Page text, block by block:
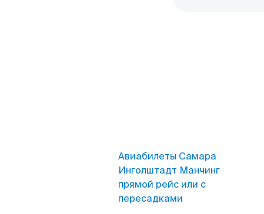
Авиабилеты Самара
Инголштадт Манчинг
прямой рейс или с
пересадками